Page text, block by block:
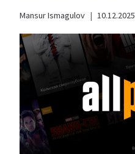
Mansur Ismagulov 10.12.2025